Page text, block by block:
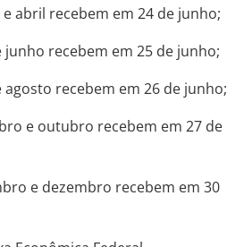
abril recebem em 24 de junho;
junho recebem em 25 de junho;
recebem em 26 de junho;
e outubro recebem em 27 de
e dezembro recebem em 30